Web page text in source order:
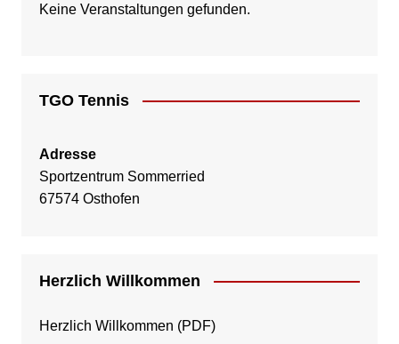
Keine Veranstaltungen gefunden.
TGO Tennis
Adresse
Sportzentrum Sommerried
67574 Osthofen
Herzlich Willkommen
Herzlich Willkommen (PDF)